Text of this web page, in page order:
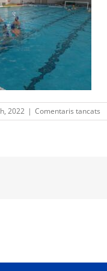
2022 | Comentaris tancats